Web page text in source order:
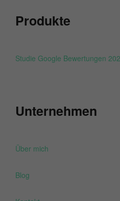
Produkte
Studie Google Bewertungen
Unternehmen
Über mich
Blog